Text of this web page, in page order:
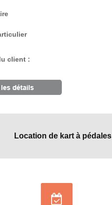
client :
Location de kart à pédales